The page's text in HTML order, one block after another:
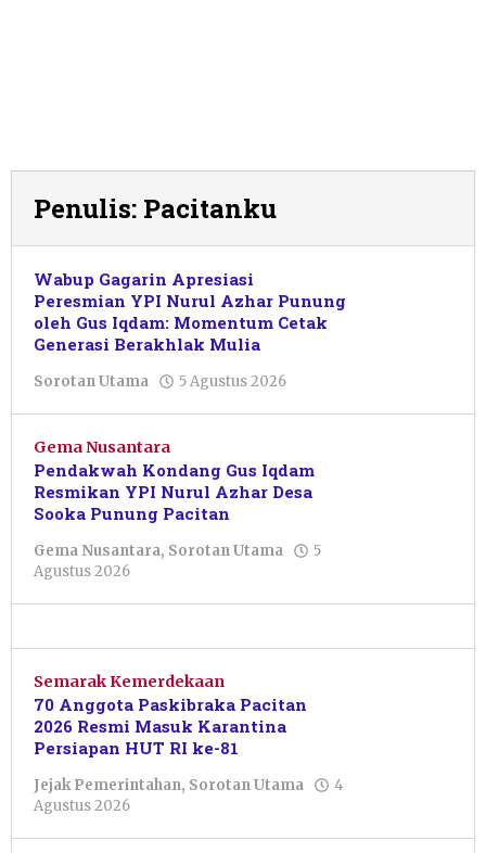
Penulis: Pacitanku
Wabup Gagarin Apresiasi
Peresmian YPI Nurul Azhar Punung
oleh Gus Iqdam: Momentum Cetak
Generasi Berakhlak Mulia
Sorotan Utama 5 Agustus 2026
Gema Nusantara
Pendakwah Kondang Gus Iqdam
Resmikan YPI Nurul Azhar Desa
Sooka Punung Pacitan
Gema Nusantara, Sorotan Utama
5
Agustus 2026
Semarak Kemerdekaan
70 Anggota Paskibraka Pacitan
2026 Resmi Masuk Karantina
Persiapan HUT RI ke-81
Jejak Pemerintahan, Sorotan Utama
4
Agustus 2026